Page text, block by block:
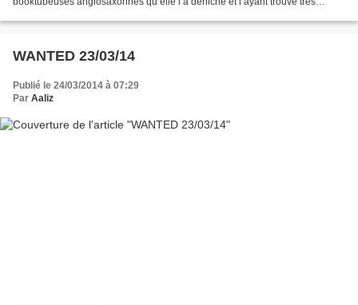
WANTED 23/03/14
Publié le 24/03/2014 à 07:29
Par Aaliz